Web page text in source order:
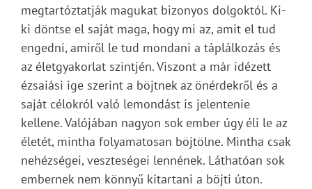
megtartóztatják magukat bizonyos dolgoktól. Ki-
ki döntse el saját maga, hogy mi az, amit el tud
engedni, amiről le tud mondani a táplálkozás és
az életgyakorlat szintjén. Viszont a már idézett
ézsaiási ige szerint a böjtnek az önérdekről és a
saját célokról való lemondást is jelentenie
kellene. Valójában nagyon sok ember úgy éli le az
életét, mintha folyamatosan böjtölne. Mintha csak
nehézségei, veszteségei lennének. Láthatóan sok
embernek nem könnyű kitartani a böjti úton.